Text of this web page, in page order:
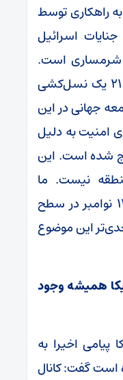
راهکاری توسط
اسرائیل
شرمساری است.
واقعیت این است که در قرن ۲۱ یک نسل‌کشی
جهانی در این
امنیت به دلیل
شده است. این
نیست. ما
امیدواریم در جلسه‌ای که در ۱۱ نوامبر در سطح
این موضوع
همیشه وجود
پیامی اخیرا به
است گفت: کانال